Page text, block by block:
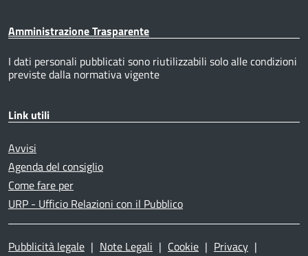
Amministrazione Trasparente
I dati personali pubblicati sono riutilizzabili solo alle condizioni
previste dalla normativa vigente
Link utili
Avvisi
Agenda del consiglio
Come fare per
URP - Ufficio Relazioni con il Pubblico
Pubblicità legale | Note Legali | Cookie | Privacy |